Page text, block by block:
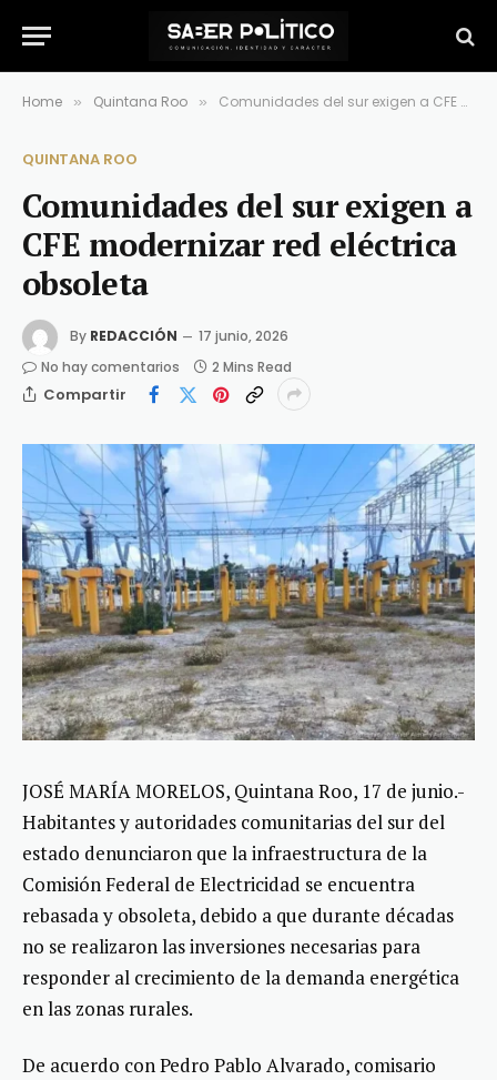
Home » Quintana Roo » Comunidades del sur exigen a CFE modernizar red eléctrica obsoleta
QUINTANA ROO
Comunidades del sur exigen a
CFE modernizar red eléctrica
obsoleta
By REDACCIÓN
17 junio, 2026
No hay comentarios
2 Mins Read
Compartir
JOSÉ MARÍA MORELOS, Quintana Roo, 17 de junio.-
Habitantes y autoridades comunitarias del sur del
estado denunciaron que la infraestructura de la
Comisión Federal de Electricidad se encuentra
rebasada y obsoleta, debido a que durante décadas
no se realizaron las inversiones necesarias para
responder al crecimiento de la demanda energética
en las zonas rurales.
De acuerdo con Pedro Pablo Alvarado, comisario